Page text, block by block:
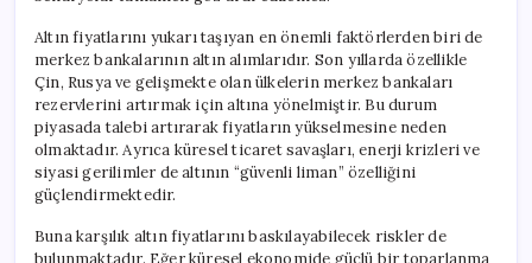
Altın fiyatlarını yukarı taşıyan en önemli faktörlerden biri de
merkez bankalarının altın alımlarıdır. Son yıllarda özellikle
Çin, Rusya ve gelişmekte olan ülkelerin merkez bankaları
rezervlerini artırmak için altına yönelmiştir. Bu durum
piyasada talebi artırarak fiyatların yükselmesine neden
olmaktadır. Ayrıca küresel ticaret savaşları, enerji krizleri ve
siyasi gerilimler de altının “güvenli liman” özelliğini
güçlendirmektedir.
Buna karşılık altın fiyatlarını baskılayabilecek riskler de
bulunmaktadır. Eğer küresel ekonomide güçlü bir toparlanma